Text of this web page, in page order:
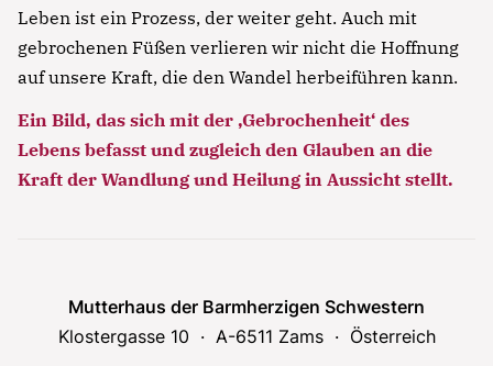
Leben ist ein Prozess, der weiter geht. Auch mit
gebrochenen Füßen verlieren wir nicht die Hoffnung
auf unsere Kraft, die den Wandel herbeiführen kann.
Ein Bild, das sich mit der ‚Gebrochenheit‘ des
Lebens befasst und zugleich den Glauben an die
Kraft der Wandlung und Heilung in Aussicht stellt.
Mutterhaus der Barmherzigen Schwestern
Klostergasse 10
A-6511 Zams Österreich
laboris nisi ut aliquip ex ea commodo consequat.
Lorem ipsum dolor sit amet
adipisicing elit, sed do eiusmod tempor incididunt
ut labore et dolore magna aliqua. Ut enim ad
minim veniam, quis nostrud exercitation ullamco
adipisicing elit, sed do eiusmod tempor incididunt
ut labore et dolore magna aliqua. Ut enim ad